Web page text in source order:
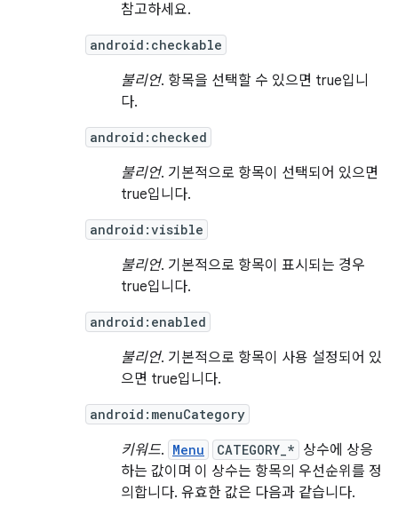
참고하세요.
android:checkable
불리언. 항목을 선택할 수 있으면 true입니
다.
android:checked
불리언. 기본적으로 항목이 선택되어 있으면
true입니다.
android:visible
불리언. 기본적으로 항목이 표시되는 경우
true입니다.
android:enabled
불리언. 기본적으로 항목이 사용 설정되어 있
으면 true입니다.
android:menuCategory
키워드. Menu CATEGORY_* 상수에 상응
하는 값이며 이 상수는 항목의 우선순위를 정
의합니다. 유효한 값은 다음과 같습니다.